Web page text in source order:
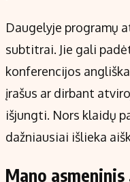
Daugelyje programų
subtitrai. Jie gali
konferencijos
įrašus ar dirbant
išjungti. Nors klaidų
dažniausiai išlieka
Mano